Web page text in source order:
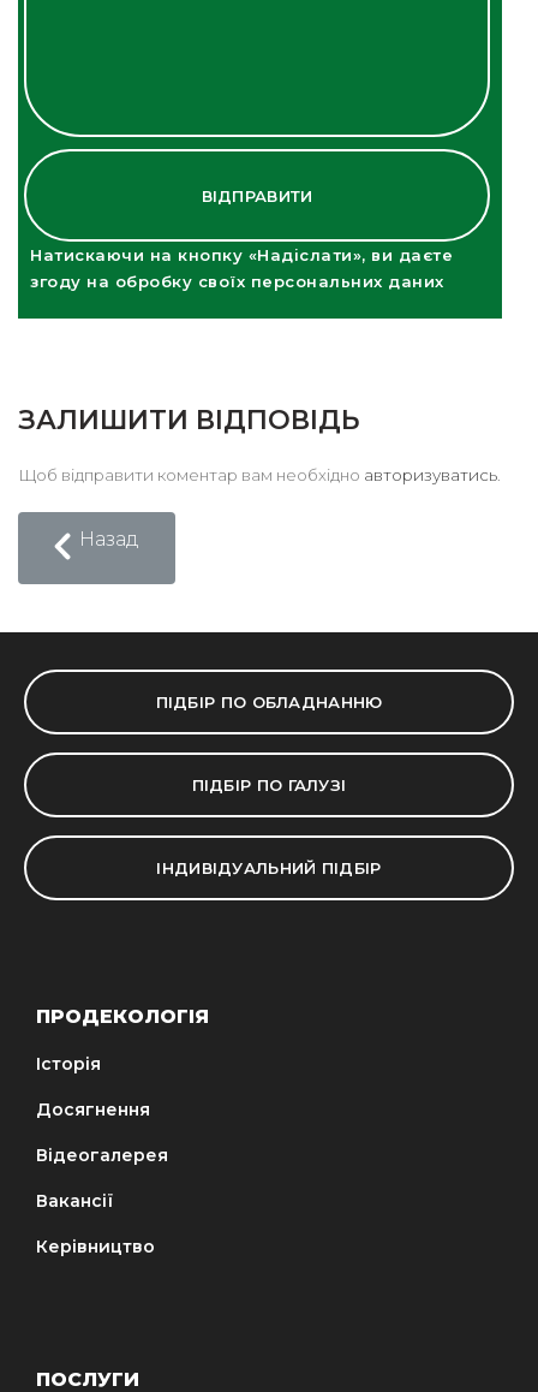
ВІДПРАВИТИ
Натискаючи на кнопку «Надіслати», ви даєте
згоду на обробку своїх персональних даних
ЗАЛИШИТИ ВІДПОВІДЬ
Щоб відправити коментар вам необхідно авторизуватись
Назад
ПІДБІР ПО ОБЛАДНАННЮ
ПІДБІР ПО ГАЛУЗІ
ІНДИВІДУАЛЬНИЙ ПІДБІР
ПРОДЕКОЛОГІЯ
Історія
Досягнення
Відеогалерея
Вакансії
Керівництво
ПОСЛУГИ